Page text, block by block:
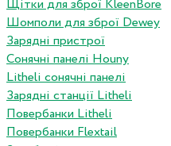
Щітки для зброї KleenBore
Шомполи для зброї Dewey
Зарядні пристрої
Сонячні панелі Houny
Litheli сонячні панелі
Зарядні станції Litheli
Повербанки Litheli
Повербанки Flextail